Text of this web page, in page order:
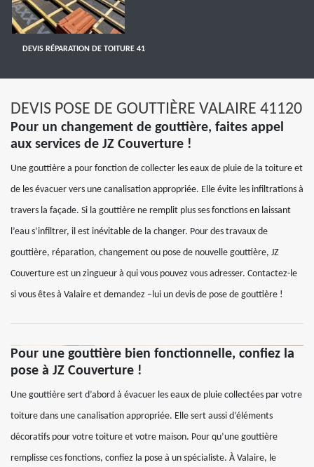
DEVIS RÉPARATION DE TOITURE 41
DEVIS POSE DE GOUTTIÈRE VALAIRE 41120
Pour un changement de gouttière, faites appel
aux services de JZ Couverture !
Une gouttière a pour fonction de collecter les eaux de pluie de la toiture et
de les évacuer vers une canalisation appropriée. Elle évite les infiltrations à
travers la façade. Si la gouttière ne remplit plus ses fonctions en laissant
l’eau s’infiltrer, il est inévitable de la changer. Pour des travaux de
gouttière, réparation, changement ou pose de nouvelle gouttière, JZ
Couverture est un zingueur à qui vous pouvez vous adresser. Contactez-le
si vous êtes à Valaire et demandez –lui un devis de pose de gouttière !
Pour une gouttière bien fonctionnelle, confiez la
pose à JZ Couverture !
Une gouttière sert d’abord à évacuer les eaux de pluie collectées par votre
toiture dans une canalisation appropriée. Elle sert aussi d’éléments
décoratifs pour votre toiture et votre maison. Pour qu’une gouttière
remplisse ces fonctions, confiez la pose à un spécialiste. À Valaire, le